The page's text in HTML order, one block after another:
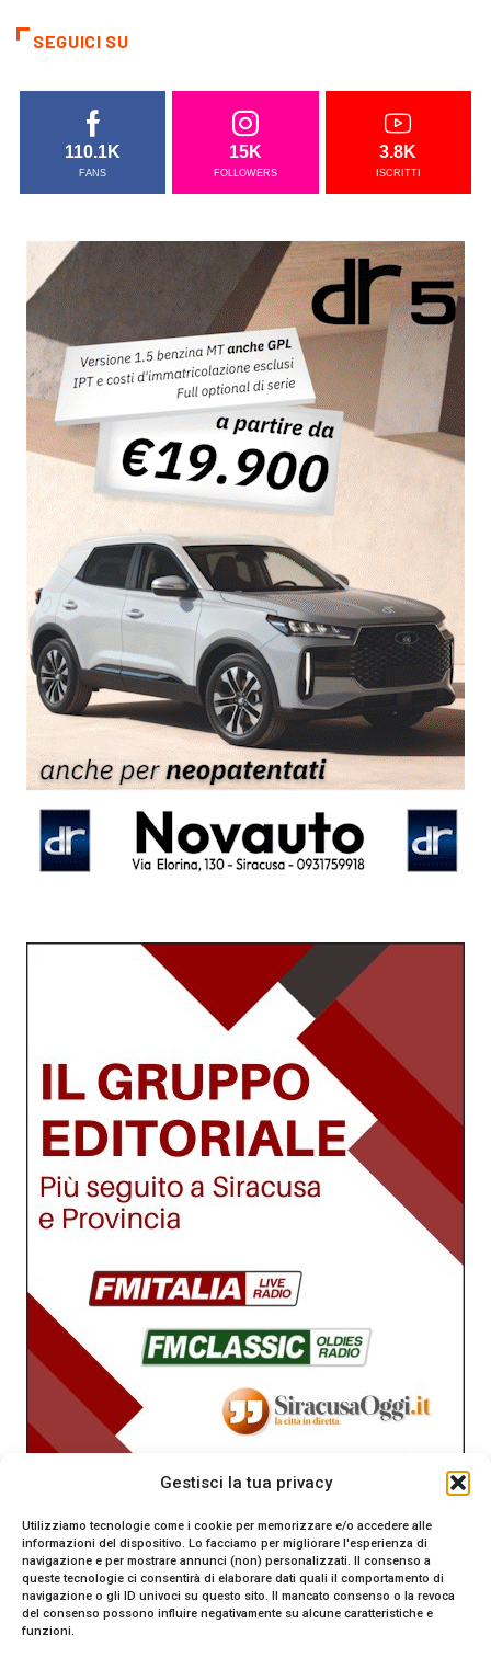
Gestisci la tua privacy
Utilizziamo tecnologie come i cookie per memorizzare e/o accedere alle
informazioni del dispositivo. Lo facciamo per migliorare l'esperienza di
navigazione e per mostrare annunci (non) personalizzati. Il consenso a
queste tecnologie ci consentirà di elaborare dati quali il comportamento di
navigazione o gli ID univoci su questo sito. Il mancato consenso o la revoca
del consenso possono influire negativamente su alcune caratteristiche e
funzioni.
SEGUICI SU
110.1K
FANS
15K
FOLLOWERS
3.8K
ISCRITTI